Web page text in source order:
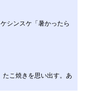
シンスケ「暑かったら
こ焼きを思い出す。あ